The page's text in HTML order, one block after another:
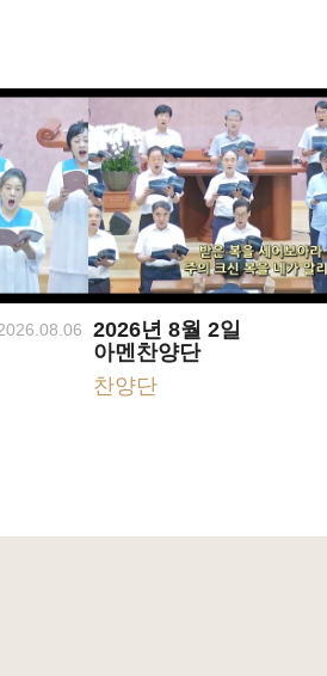
2026년 8월 2일
아멘찬양단
찬양단